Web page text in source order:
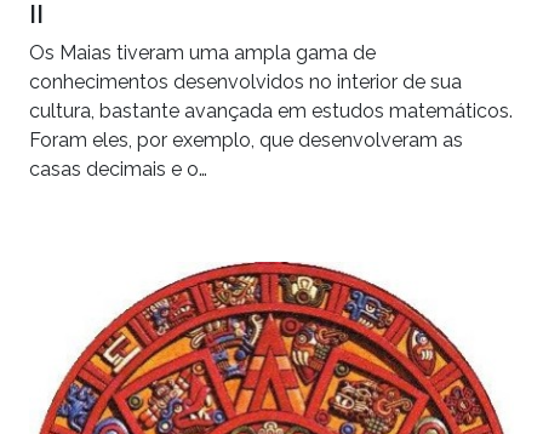
II
Os Maias tiveram uma ampla gama de
conhecimentos desenvolvidos no interior de sua
cultura, bastante avançada em estudos matemáticos.
Foram eles, por exemplo, que desenvolveram as
casas decimais e o…